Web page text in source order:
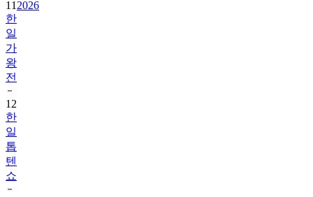
일
가
왕
전
12
한
일
톱
텐
쇼
13
사